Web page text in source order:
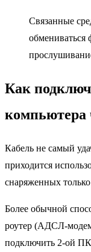
Связанные
обмениваться
Как
компьютера
Кабель не самый
приходится
снаряженных
Более обычной
роутер (АДСЛ-
подключить 2-ой ПК